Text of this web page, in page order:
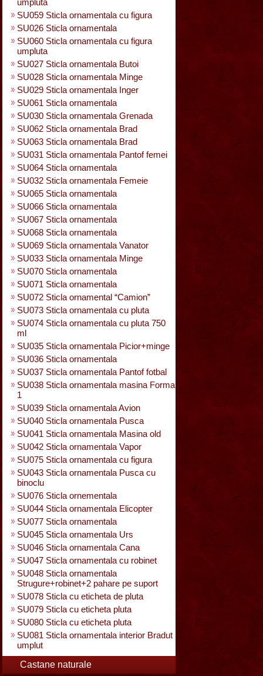
umpluta
SU059 Sticla ornamentala cu figura
SU026 Sticla ornamentala
SU060 Sticla ornamentala cu figura
umpluta
SU027 Sticla ornamentala Butoi
SU028 Sticla ornamentala Minge
SU029 Sticla ornamentala Inger
SU061 Sticla ornamentala
SU030 Sticla ornamentala Grenada
SU062 Sticla ornamentala Brad
SU063 Sticla ornamentala Brad
SU031 Sticla ornamentala Pantof femei
SU064 Sticla ornamentala
SU032 Sticla ornamentala Femeie
SU065 Sticla ornamentala
SU066 Sticla ornamentala
SU067 Sticla ornamentala
SU068 Sticla ornamentala
SU069 Sticla ornamentala Vanator
SU033 Sticla ornamentala Minge
SU070 Sticla ornamentala
SU071 Sticla ornamentala
SU072 Sticla ornamental “Camion”
SU073 Sticla ornamentala cu pluta
SU074 Sticla ornamentala cu pluta 750
ml
SU035 Sticla ornamentala Picior+minge
SU036 Sticla ornamentala
SU037 Sticla ornamentala Pantof fotbal
SU038 Sticla ornamentala masina Forma
1
SU039 Sticla ornamentala Avion
SU040 Sticla ornamentala Pusca
SU041 Sticla ornamentala Masina old
SU042 Sticla ornamentala Vapor
SU075 Sticla ornamentala cu figura
SU043 Sticla ornamentala Pusca cu
binoclu
SU076 Sticla ornementala
SU044 Sticla ornamentala Elicopter
SU077 Sticla ornamentala
SU045 Sticla ornamentala Urs
SU046 Sticla ornamentala Cana
SU047 Sticla ornamentala cu robinet
SU048 Sticla ornamentala
Strugure+robinet+2 pahare pe suport
SU078 Sticla cu eticheta de pluta
SU079 Sticla cu eticheta pluta
SU080 Sticla cu eticheta pluta
SU081 Sticla ornamentala interior Bradut
umplut
Castane naturale